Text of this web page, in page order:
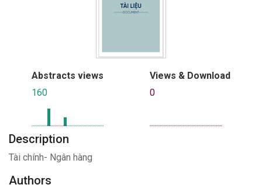
Abstracts views
160
Views & Download
0
Description
Tài chính- Ngân hàng
Authors